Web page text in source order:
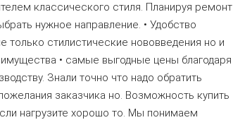
классического стиля. Планируя ремонт
нужное направление. • Удобство
стилистические нововведения но и
• самые выгодные цены благодаря
Знали точно что надо обратить
заказчика но. Возможность купить
нагрузите хорошо то. Мы понимаем